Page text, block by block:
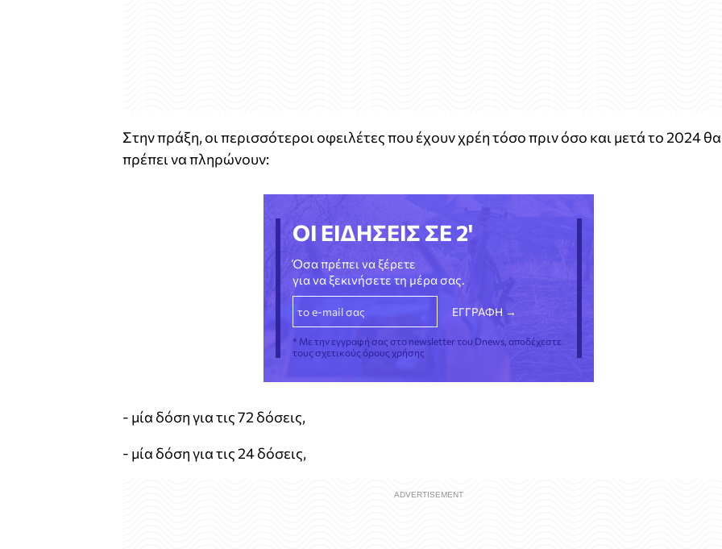
Στην πράξη, οι περισσότεροι οφειλέτες που έχουν χρέη τόσο πριν όσο και μετά το 2024 θα
πρέπει να πληρώνουν:
ΟΙ ΕΙΔΗΣΕΙΣ ΣΕ 2'
Όσα πρέπει να ξέρετε
για να ξεκινήσετε τη μέρα σας.
* Με την εγγραφή σας στο newsletter του Dnews, αποδέχεστε
τους σχετικούς όρους χρήσης
- μία δόση για τις 72 δόσεις,
- μία δόση για τις 24 δόσεις,